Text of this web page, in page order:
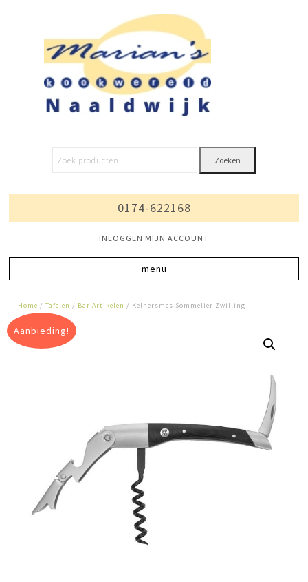
Zoeken
0174-622168
INLOGGEN MIJN ACCOUNT
Home /Tafelen / Bar Artikelen / Kelnersmes Sommelier Zwilling
Aanbieding!